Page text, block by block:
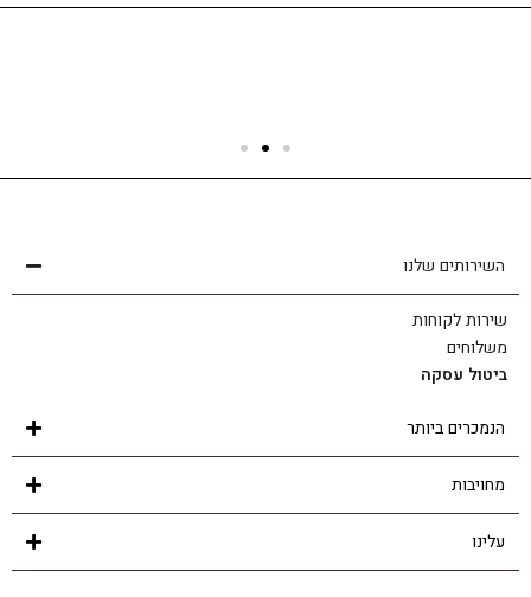
שירות לקוחות
השירותים שלנו
שירות לקוחות
משלוחים
ביטול עסקה
הנמכרים ביותר
מחויבות
עלינו